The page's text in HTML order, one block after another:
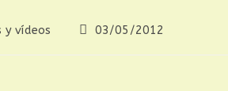
y vídeos 03/05/2012